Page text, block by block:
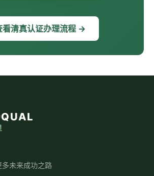
看清真认证办理流程 →
未来成功之路